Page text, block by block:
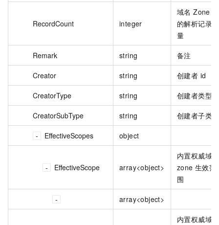
RecordCount integer
域名 Zone 下
的解析记录数
量
Remark string 备注
Creator string 创建者 id
CreatorType string 创建者类型
CreatorSubType string 创建者子类型
EffectiveScopes object
EffectiveScope array<object>
内置权威域名
zone 生效范
围
array<object>
内置权威域名